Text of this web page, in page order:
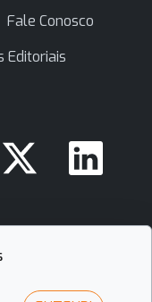
Fale Conosco
Editoriais